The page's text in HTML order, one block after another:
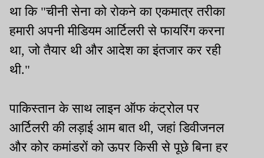
था कि "चीनी सेना को रोकने का एकमात्र तरीका
हमारी अपनी मीडियम आर्टिलरी से फायरिंग करना
था, जो तैयार थी और आदेश का इंतजार कर रही
थी."
पाकिस्तान के साथ लाइन ऑफ कंट्रोल पर
आर्टिलरी की लड़ाई आम बात थी, जहां डिवीजनल
और कोर कमांडरों को ऊपर किसी से पूछे बिना हर